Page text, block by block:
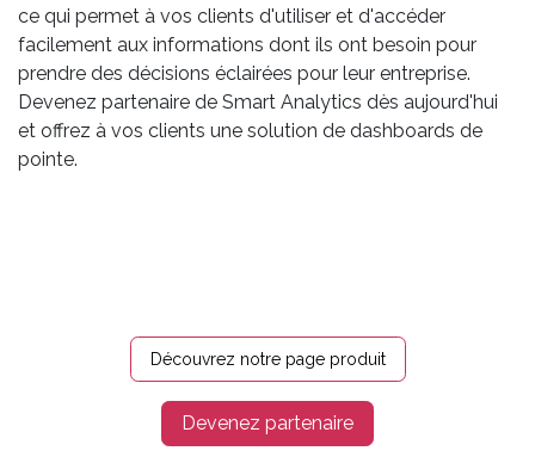
ce qui permet à vos clients d'utiliser et d'accéder
facilement aux informations dont ils ont besoin pour
prendre des décisions éclairées pour leur entreprise.
Devenez partenaire de Smart Analytics dès aujourd'hui
et offrez à vos clients une solution de dashboards de
pointe.
Découvrez notre page produit
Devenez partenaire